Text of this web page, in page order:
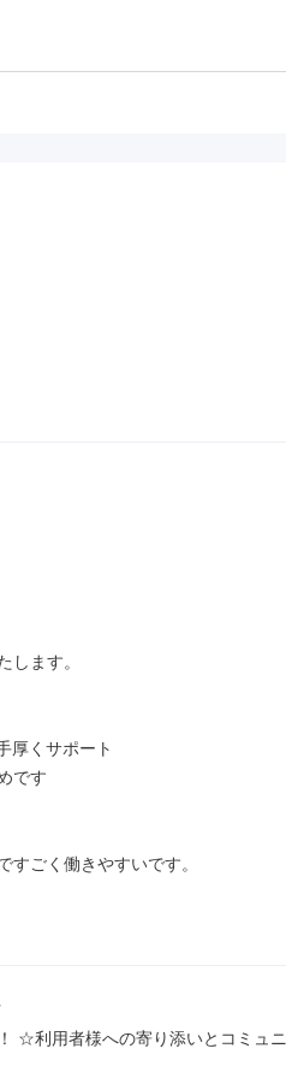
します。
厚くサポート
です
すごく働きやすいです。
☆利用者様への寄り添いとコミュニ